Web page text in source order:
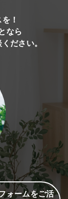
！
なら
ださい。
ォームをご活